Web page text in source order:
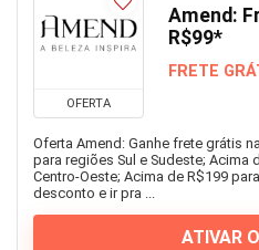
OFERTA
Amend:
R$99*
FRETE
Oferta Amend: Ganhe frete grátis
para regiões Sul e Sudeste; Acima
Centro-Oeste; Acima de R$199
desconto e ir pra ...
ATIVAR